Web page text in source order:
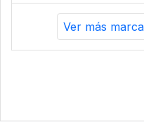
Ver más